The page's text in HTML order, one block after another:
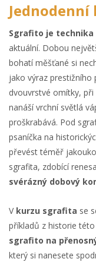
Sgrafito je technika
aktuální. Dobou
bohatí měšťané si
jako výraz prestižního
dvouvrstvé omítky,
nanáší vrchní světlá
proškrabává. Pod
psaníčka na
převést téměř
sgrafita, zdobící
svérázný dobový
V kurzu sgrafita se
příkladů z historie
sgrafito na
který si nanesete